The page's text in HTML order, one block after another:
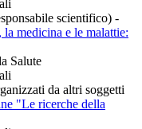
scientifico) -
medicina e le malattie:
Salute
da altri soggetti
"Le ricerche della